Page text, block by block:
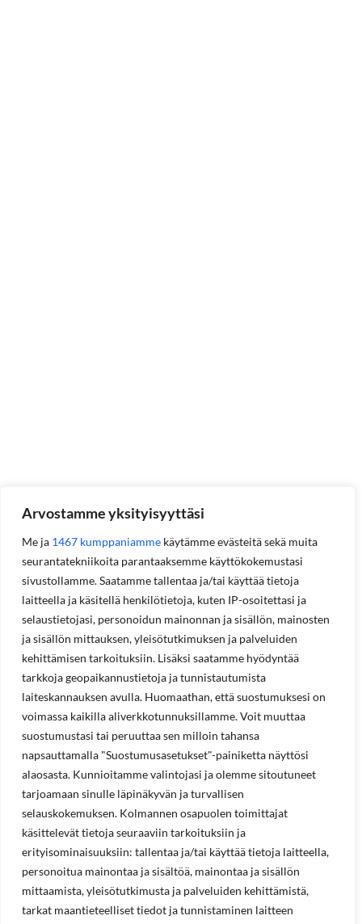
Arvostamme yksityisyyttäsi
Me ja 1467 kumppaniamme käytämme evästeitä sekä muita
seurantatekniikoita parantaaksemme käyttökokemustasi
sivustollamme. Saatamme tallentaa ja/tai käyttää tietoja
laitteella ja käsitellä henkilötietoja, kuten IP-osoitettasi ja
selaustietojasi, personoidun mainonnan ja sisällön, mainosten
ja sisällön mittauksen, yleisötutkimuksen ja palveluiden
kehittämisen tarkoituksiin. Lisäksi saatamme hyödyntää
tarkkoja geopaikannustietoja ja tunnistautumista
laiteskannauksen avulla. Huomaathan, että suostumuksesi on
voimassa kaikilla aliverkkotunnuksillamme. Voit muuttaa
suostumustasi tai peruuttaa sen milloin tahansa
napsauttamalla "Suostumusasetukset"-painiketta näyttösi
alaosasta. Kunnioitamme valintojasi ja olemme sitoutuneet
tarjoamaan sinulle läpinäkyvän ja turvallisen
selauskokemuksen. Kolmannen osapuolen toimittajat
käsittelevät tietoja seuraaviin tarkoituksiin ja
erityisominaisuuksiin: tallentaa ja/tai käyttää tietoja laitteella,
personoitua mainontaa ja sisältöä, mainontaa ja sisällön
mittaamista, yleisötutkimusta ja palveluiden kehittämistä,
tarkat maantieteelliset tiedot ja tunnistaminen laitteen